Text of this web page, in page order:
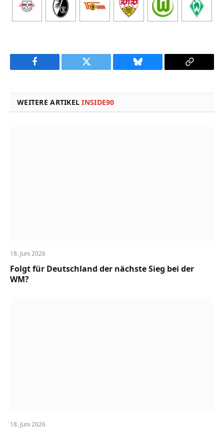
Facebook Twitter Bluesky
Copy
WEITERE ARTIKELINSIDE90
18. Juni 2026
Folgt für Deutschland der nächste Sieg bei der
WM?
18. Juni 2026